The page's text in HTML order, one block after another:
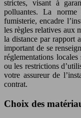
strictes, visant à
polluantes. La
fumisterie, encadre
les règles relatives aux
la distance par rapport
important de se
réglementations
ou les restrictions
votre assureur de
contrat.
Choix des